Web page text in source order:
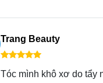
Trang Beauty
Tóc mình khô xơ do tẩy